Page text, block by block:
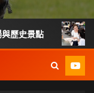
家庭主婦